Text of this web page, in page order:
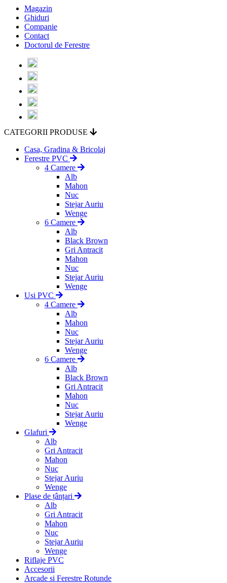
Magazin
Ghiduri
Companie
Contact
Doctorul de Ferestre
CATEGORII PRODUSE
Casa, Gradina & Bricolaj
Ferestre PVC
4 Camere
Alb
Mahon
Nuc
Stejar Auriu
Wenge
6 Camere
Alb
Black Brown
Gri Antracit
Mahon
Nuc
Stejar Auriu
Wenge
Usi PVC
4 Camere
Alb
Mahon
Nuc
Stejar Auriu
Wenge
6 Camere
Alb
Black Brown
Gri Antracit
Mahon
Nuc
Stejar Auriu
Wenge
Glafuri
Alb
Gri Antracit
Mahon
Nuc
Stejar Auriu
Wenge
Plase de țânțari
Alb
Gri Antracit
Mahon
Nuc
Stejar Auriu
Wenge
Riflaje PVC
Accesorii
Arcade si Ferestre Rotunde